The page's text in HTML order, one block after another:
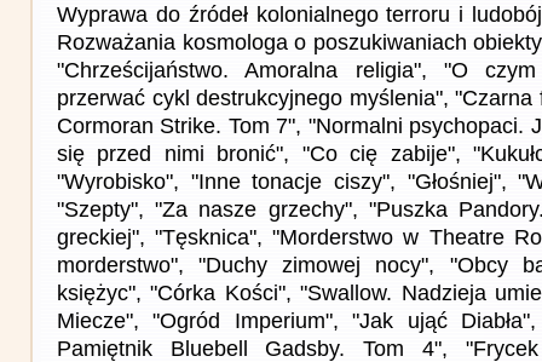
Wyprawa do źródeł kolonialnego terroru i
Rozważania kosmologa o poszukiwaniach
"Chrześcijaństwo. Amoralna religia", "O
przerwać cykl destrukcyjnego myślenia", "Czarna
Cormoran Strike. Tom 7", "Normalni psychopaci.
się przed nimi bronić", "Co cię zabije",
"Wyrobisko", "Inne tonacje ciszy", "Głośniej",
"Szepty", "Za nasze grzechy", "Puszka
greckiej", "Tęsknica", "Morderstwo w Theatre
morderstwo", "Duchy zimowej nocy", "Obcy
księżyc", "Córka Kości", "Swallow. Nadzieja
Miecze", "Ogród Imperium", "Jak ująć
Pamiętnik Bluebell Gadsby. Tom 4",